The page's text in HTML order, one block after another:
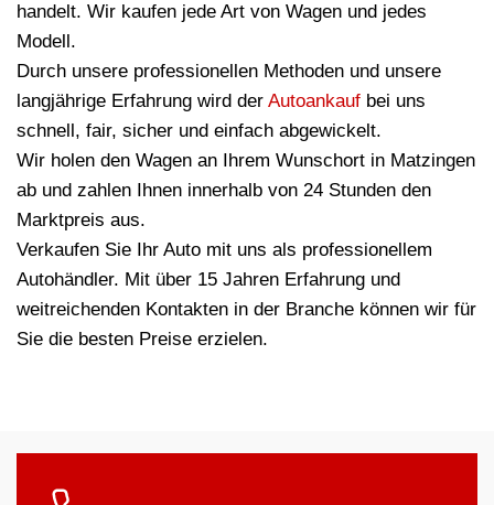
handelt. Wir kaufen jede Art von Wagen und jedes
Modell.
Durch unsere professionellen Methoden und unsere
langjährige Erfahrung wird der Autoankauf bei uns
schnell, fair, sicher und einfach abgewickelt.
Wir holen den Wagen an Ihrem Wunschort in Matzingen
ab und zahlen Ihnen innerhalb von 24 Stunden den
Marktpreis aus.
Verkaufen Sie Ihr Auto mit uns als professionellem
Autohändler. Mit über 15 Jahren Erfahrung und
weitreichenden Kontakten in der Branche können wir für
Sie die besten Preise erzielen.